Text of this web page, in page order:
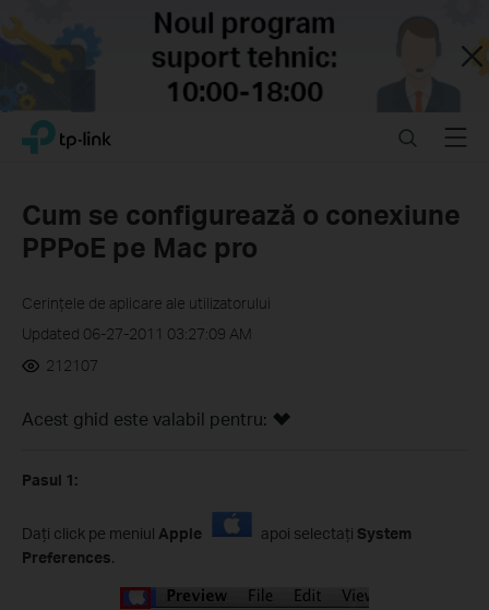
Close
Click
navigation
TP-Link, Reliably Smart SearchMenu
Cum se configurează o conexiune
PPPoE pe Mac pro
Cerințele de aplicare ale utilizatorului
Updated 06-27-2011 03:27:09 AM
212107
Acest ghid este valabil pentru:
Pasul 1:
Daţi click pe meniul Apple apoi selectaţi System
Preferences.